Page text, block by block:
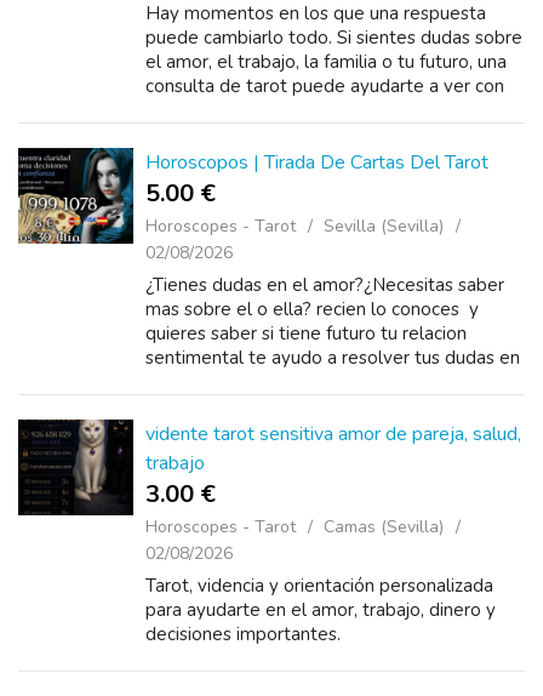
Hay momentos en los que una respuesta
puede cambiarlo todo. Si sientes dudas sobre
el amor, el trabajo, la familia o tu futuro, una
consulta de tarot puede ayudarte a ver con
Horoscopos | Tirada De Cartas Del Tarot
5.00 €
Horoscopes - Tarot
Sevilla (Sevilla)
02/08/2026
¿Tienes dudas en el amor?¿Necesitas saber
mas sobre el o ella? recien lo conoces y
quieres saber si tiene futuro tu relacion
sentimental te ayudo a resolver tus dudas en
vidente tarot sensitiva amor de pareja, salud,
trabajo
3.00 €
Horoscopes - Tarot
Camas (Sevilla)
02/08/2026
Tarot, videncia y orientación personalizada
para ayudarte en el amor, trabajo, dinero y
decisiones importantes.